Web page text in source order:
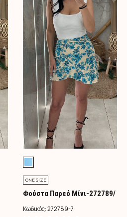
ONE SIZE
Φούστα Παρεό Μίνι-272789/
Τιρκουάζ
Κωδικός:272789-7